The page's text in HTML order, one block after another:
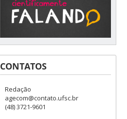
CONTATOS
Redação
agecom@contato.ufsc.br
(48) 3721-9601